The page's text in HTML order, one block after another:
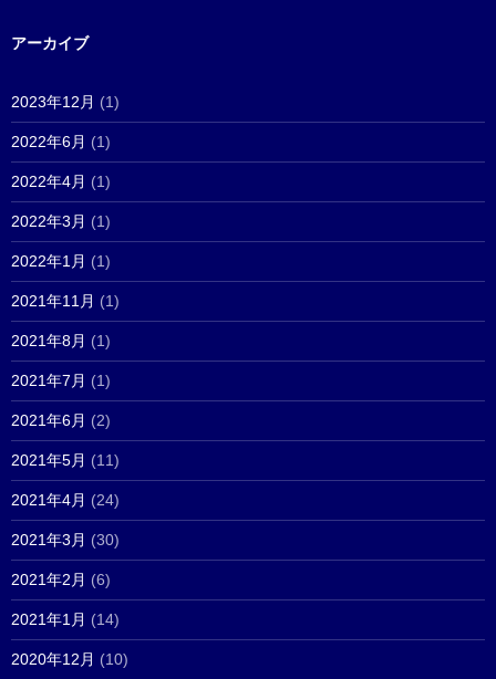
アーカイブ
2023年12月 (1)
2022年6月 (1)
2022年4月 (1)
2022年3月 (1)
2022年1月 (1)
2021年11月 (1)
2021年8月 (1)
2021年7月 (1)
2021年6月 (2)
2021年5月 (11)
2021年4月 (24)
2021年3月 (30)
2021年2月 (6)
2021年1月 (14)
2020年12月 (10)